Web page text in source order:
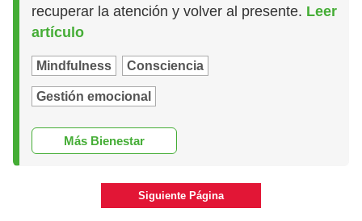
recuperar la atención y volver al presente. Leer
artículo
Mindfulness Consciencia
Gestión emocional
Más Bienestar
Siguiente Página